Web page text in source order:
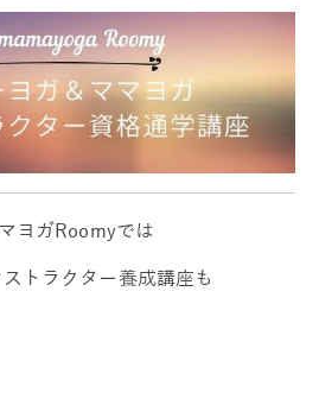
ヨガRoomyでは
トラクター養成講座も